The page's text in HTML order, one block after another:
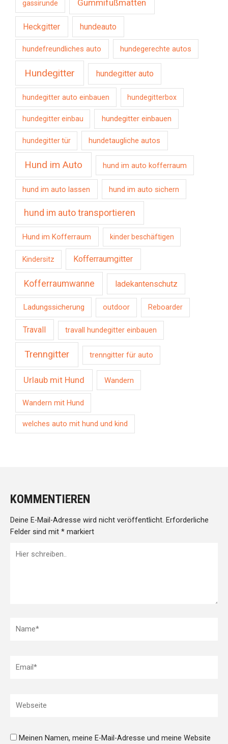
gassirunde Gummifußmatten
Heckgitter hundeauto
hundefreundliches auto hundegerechte autos
Hundegitter hundegitter auto
hundegitter auto einbauen hundegitterbox
hundegitter einbau hundegitter einbauen
hundegitter tür hundetaugliche autos
Hund im Auto hund im auto kofferraum
hund im auto lassen hund im auto sichern
hund im auto transportieren
Hund im Kofferraum kinder beschäftigen
Kindersitz Kofferraumgitter
Kofferraumwanne ladekantenschutz
Ladungssicherung outdoor Reboarder
Travall travall hundegitter einbauen
Trenngitter trenngitter für auto
Urlaub mit Hund Wandern
Wandern mit Hund
welches auto mit hund und kind
KOMMENTIEREN
Deine E-Mail-Adresse wird nicht veröffentlicht. Erforderliche
Felder sind mit * markiert
Meinen Namen, meine E-Mail-Adresse und meine Website